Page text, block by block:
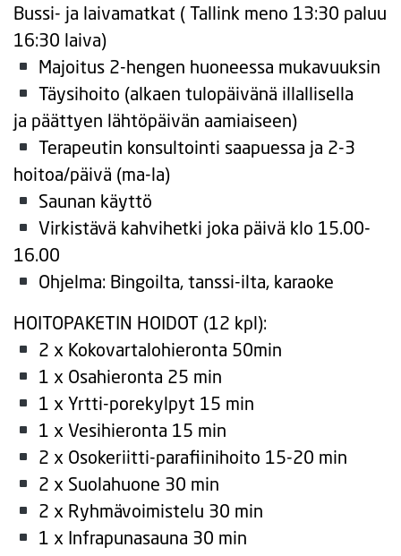
Bussi- ja laivamatkat ( Tallink meno 13:30 paluu
16:30 laiva)
Majoitus 2-hengen huoneessa mukavuuksin
Täysihoito (alkaen tulopäivänä illallisella
ja päättyen lähtöpäivän aamiaiseen)
Terapeutin konsultointi saapuessa ja 2-3
hoitoa/päivä (ma-la)
Saunan käyttö
Virkistävä kahvihetki joka päivä klo 15.00-
16.00
Ohjelma: Bingoilta, tanssi-ilta, karaoke
HOITOPAKETIN HOIDOT (12 kpl):
2 x Kokovartalohieronta 50min
1 x Osahieronta 25 min
1 x Yrtti-porekylpyt 15 min
1 x Vesihieronta 15 min
2 x Osokeriitti-parafiinihoito 15-20 min
2 x Suolahuone 30 min
2 x Ryhmävoimistelu 30 min
1 x Infrapunasauna 30 min